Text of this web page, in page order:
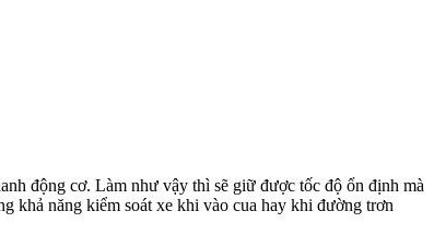
động cơ. Làm như vậy thì sẽ giữ được tốc độ ổn định mà
khả năng kiểm soát xe khi vào cua hay khi đường trơn